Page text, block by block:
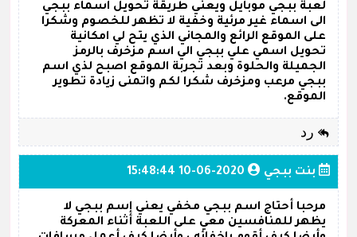
لعبة ببجي موبايل ويعني طريقة تحويل اسماء ببجي
الى اسماء غير مرئية وخفية لا تظهر للخصوم وشكرا
على الموقع الرائع والمجاني الذي يتح لي امكانية
تحويل اسمي علي ببجي الي اسم مزخرف بالرمز
الجميلة والحلوة وبعد تجربة الموقع اصبح لذي اسم
ببجي مرعب ومزخرف شكرا لكم واتمنى زيادة تطوير
الموقع.
رد
بنت ببجي 2020-06-10 15:48:44
مرحبا أحتاج اسم ببجي مخفي يعني إسم ببجي لا
يظهر للمنافسين معي على اللعبة أثناء المعركة